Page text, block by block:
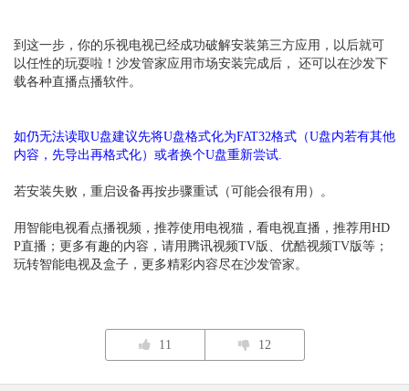
到这一步，你的乐视电视已经成功破解安装第三方应用，以后就可
以任性的玩耍啦！沙发管家应用市场安装完成后， 还可以在沙发下
载各种直播点播软件。
如仍无法读取U盘建议先将U盘格式化为FAT32格式（U盘内若有其他
内容，先导出再格式化）或者换个U盘重新尝试.
若安装失败，重启设备再按步骤重试（可能会很有用）。
用智能电视看点播视频，推荐使用电视猫，看电视直播，推荐用HD
P直播；更多有趣的内容，请用腾讯视频TV版、优酷视频TV版等；
玩转智能电视及盒子，更多精彩内容尽在沙发管家。
11 12